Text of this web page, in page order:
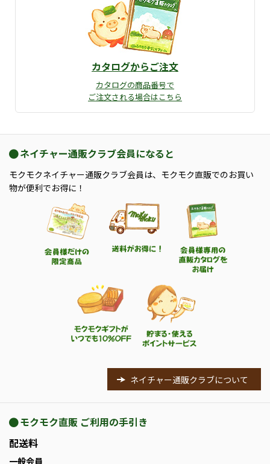
カタログからご注文
カタログの商品番号で
ご注文される場合はこちら
ネイチャー通販クラブ会員になると
モクモクネイチャー通販クラブ会員は、モクモク直販でのお買い
物が便利でお得に！
ネイチャー通販クラブについて
モクモク直販 ご利用の手引き
配送料
一般会員